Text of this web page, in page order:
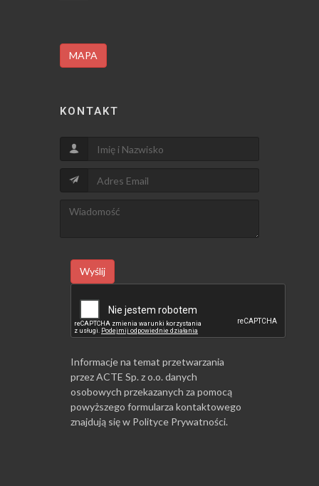
MAPA
KONTAKT
Wyślij
Informacje na temat przetwarzania
przez ACTE Sp. z o.o. danych
osobowych przekazanych za pomocą
powyższego formularza kontaktowego
znajdują się w Polityce Prywatności.